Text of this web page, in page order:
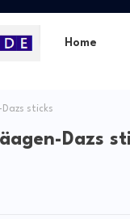
Home
sticks
Dazs